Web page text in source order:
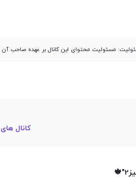
مسئولیت محتوای این کانال بر عهده صاحب آن
کانال